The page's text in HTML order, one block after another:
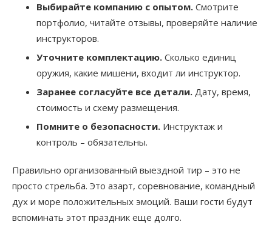
Выбирайте компанию с опытом. Смотрите
портфолио, читайте отзывы, проверяйте наличие
инструкторов.
Уточните комплектацию. Сколько единиц
оружия, какие мишени, входит ли инструктор.
Заранее согласуйте все детали. Дату, время,
стоимость и схему размещения.
Помните о безопасности. Инструктаж и
контроль – обязательны.
Правильно организованный выездной тир – это не
просто стрельба. Это азарт, соревнование, командный
дух и море положительных эмоций. Ваши гости будут
вспоминать этот праздник еще долго.